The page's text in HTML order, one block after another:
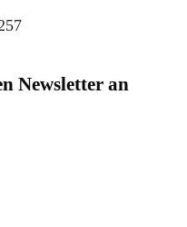
Newsletter an